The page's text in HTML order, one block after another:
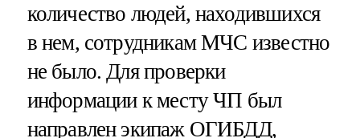
количество людей, находившихся
в нем, сотрудникам МЧС известно
не было. Для проверки
информации к месту ЧП был
направлен экипаж ОГИБДД,